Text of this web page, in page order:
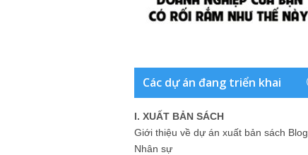
Các dự án đang triển khai
I. XUẤT BẢN SÁCH
Giới thiệu về dự án xuất bản sách Blog
Nhân sự